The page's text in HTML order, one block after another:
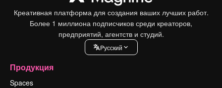
Креативная платформа для создания ваших лучших работ.
Более 1 миллиона подписчиков среди креаторов,
предприятий, агентств и студий.
Pусский
Продукция
Spaces